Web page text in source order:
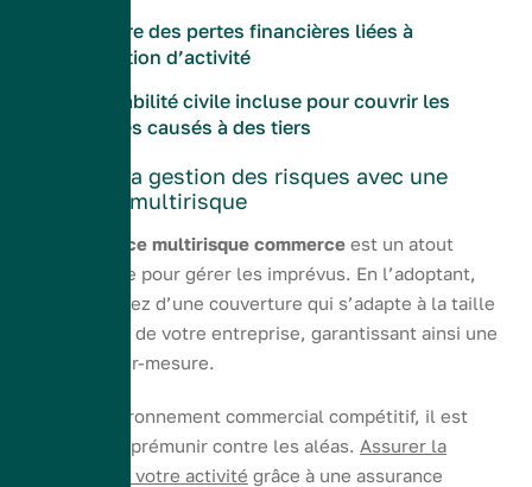
Couverture des pertes financières liées à
l’interruption d’activité
Responsabilité civile incluse pour couvrir les
dommages causés à des tiers
Optimiser la gestion des risques avec une
assurance multirisque
assurance multirisque commerce est un atout
indispensable pour gérer les imprévus. En l’adoptant,
vous bénéficiez d’une couverture qui s’adapte à la taille
et au secteur de votre entreprise, garantissant ainsi une
protection sur-mesure.
Dans un environnement commercial compétitif, il est
crucial de se prémunir contre les aléas. Assurer la
continuité de votre activité grâce à une assurance